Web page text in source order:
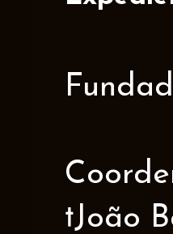
†João